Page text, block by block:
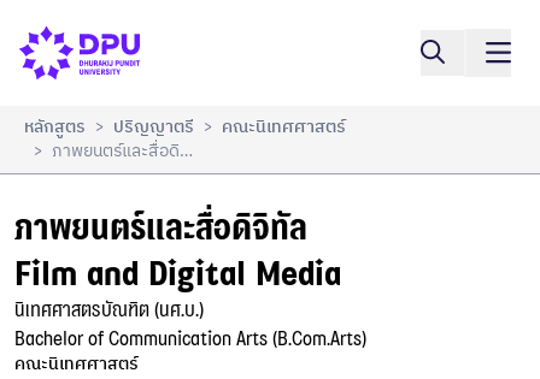
ภาพยนตร์และสื่อดิจิทัล
Film and Digital Media
หลักสูตร > ปริญญาตรี > คณะนิเทศศาสตร์
> ภาพยนตร์และสื่อดิจิทัล Film And Digital Media
ภาพยนตร์และสื่อดิจิทัล
Film and Digital Media
นิเทศศาสตรบัณฑิต (นศ.บ.)
Bachelor of Communication Arts (B.Com.Arts)
คณะนิเทศศาสตร์